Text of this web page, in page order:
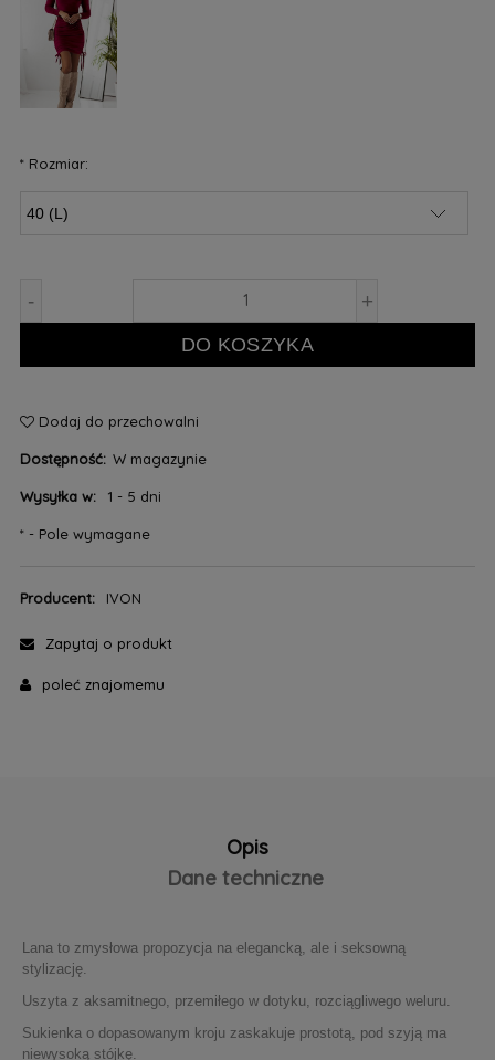
*Rozmiar:
- +
DO KOSZYKA
Dodaj do przechowalni
Dostępność: W magazynie
Wysyłka w: 1 - 5 dni
*- Pole wymagane
Producent: IVON
Zapytaj o produkt
poleć znajomemu
Opis
Dane techniczne
Lana to zmysłowa propozycja na elegancką, ale i seksowną
stylizację.
Uszyta z aksamitnego, przemiłego w dotyku, rozciągliwego weluru.
Sukienka o dopasowanym kroju zaskakuje prostotą, pod szyją ma
niewysoką stójkę.